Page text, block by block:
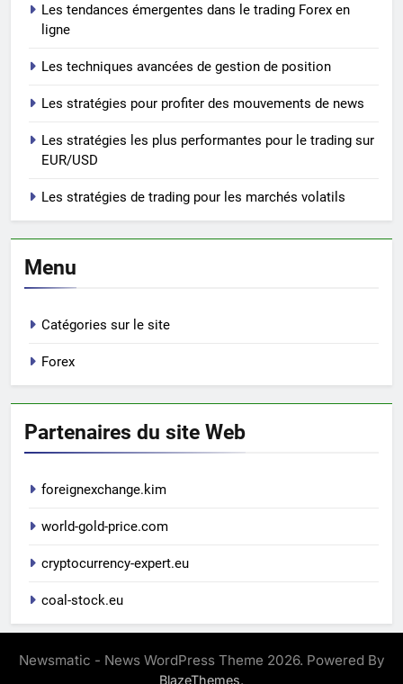
Les tendances émergentes dans le trading Forex en
ligne
Les techniques avancées de gestion de position
Les stratégies pour profiter des mouvements de news
Les stratégies les plus performantes pour le trading sur
EUR/USD
Les stratégies de trading pour les marchés volatils
Menu
Catégories sur le site
Forex
Partenaires du site Web
foreignexchange.kim
world-gold-price.com
cryptocurrency-expert.eu
coal-stock.eu
Newsmatic - News WordPress Theme 2026. Powered By
BlazeThemes.